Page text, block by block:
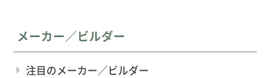
メーカー／ビルダー
注目のメーカー／ビルダー